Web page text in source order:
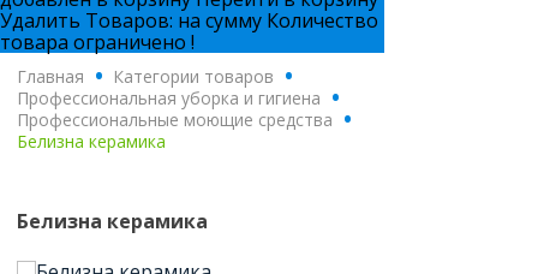
Удалить Товаров: на сумму Количество
товара ограничено !
Главная . Категории товаров
.
Профессиональная уборка и гигиена
.
Профессиональные моющие средства
.
Белизна керамика
Белизна керамика